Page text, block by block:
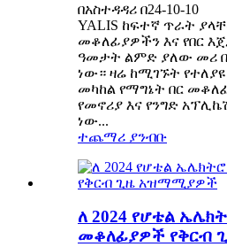
በአስተዳዳሪ በ24-10-10
YALIS ከፍተኛ ጥራት
መቆለፊያዎችን እና የበር
ዓመታት ልምድ ያለው መሪ
ነው። ዛሬ ከሚገኙት
መካከል የማግኔት በር
የመኖሪያ እና የንግድ
ነው...
ተጨማሪ ያንብቡ
ለ 2024 የሆቴል
መቆለፊያዎች የቅርብ